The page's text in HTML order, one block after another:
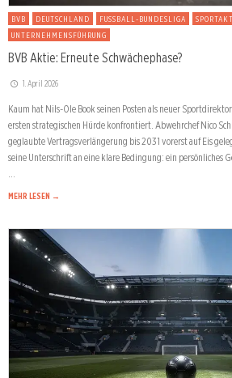
BVB DEUTSCHLAND FUSSBALL-BUNDESLIGA
UNTERNEHMENSFÜHRUNG
BVB Aktie: Erneute Schwächephase?
1. April 2026
Kaum hat Nils-Ole Book seinen Posten als neuer
ersten strategischen Hürde konfrontiert. Abwehrchef Nico
geglaubte Vertragsverlängerung bis 2031 vorerst auf Eis
seine Unterschrift an eine klare Bedingung: ein persönliches
…
MEHR LESEN →